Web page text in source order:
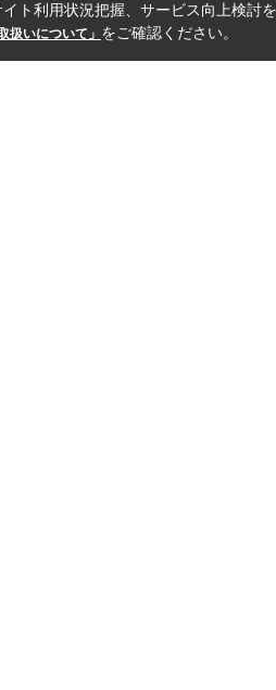
ト利用状況把握、サービス向上検討
扱いについて」 をご確認ください。